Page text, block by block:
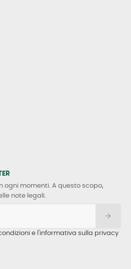
ogni momenti. A questo scopo,
note legali.
e l'informativa sulla privacy